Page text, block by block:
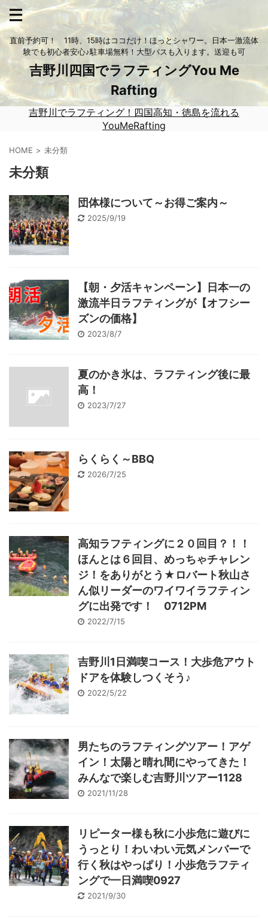
直前予約可！ 11時、15時はココだけ！ほっとシャワー。日本一激流体
験でも初心者安心♪駐車場無料！大型バスも入ります。送迎も可
吉野川四国でラフティングYou Me
Rafting
吉野川でラフティング！四国高知・徳島を流れる
YouMeRafting
HOME 未分類
未分類
団体様について～お得ご案内～
2025/9/19
【朝・夕活キャンペーン】日本一の
激流半日ラフティングが【オフシー
ズンの価格】
2023/8/7
夏のかき氷は、ラフティング後に最
高！
2023/7/27
らくらく～BBQ
2026/7/25
高知ラフティングに２０回目？！！
ほんとは６回目、めっちゃチャレン
ジ！をありがとう★ロバート秋山さ
ん似リーダーのワイワイラフティン
グに出発です！ 0712PM
2022/7/15
吉野川1日満喫コース！大歩危アウト
ドアを体験しつくそう♪
2022/5/22
男たちのラフティングツアー！アゲ
イン！太陽と晴れ間にやってきた！
みんなで楽しむ吉野川ツアー1128
2021/11/28
リピーター様も秋に小歩危に遊びに
うっとり！わいわい元気メンバーで
行く秋はやっぱり！小歩危ラフティ
ングで一日満喫0927
2021/9/30